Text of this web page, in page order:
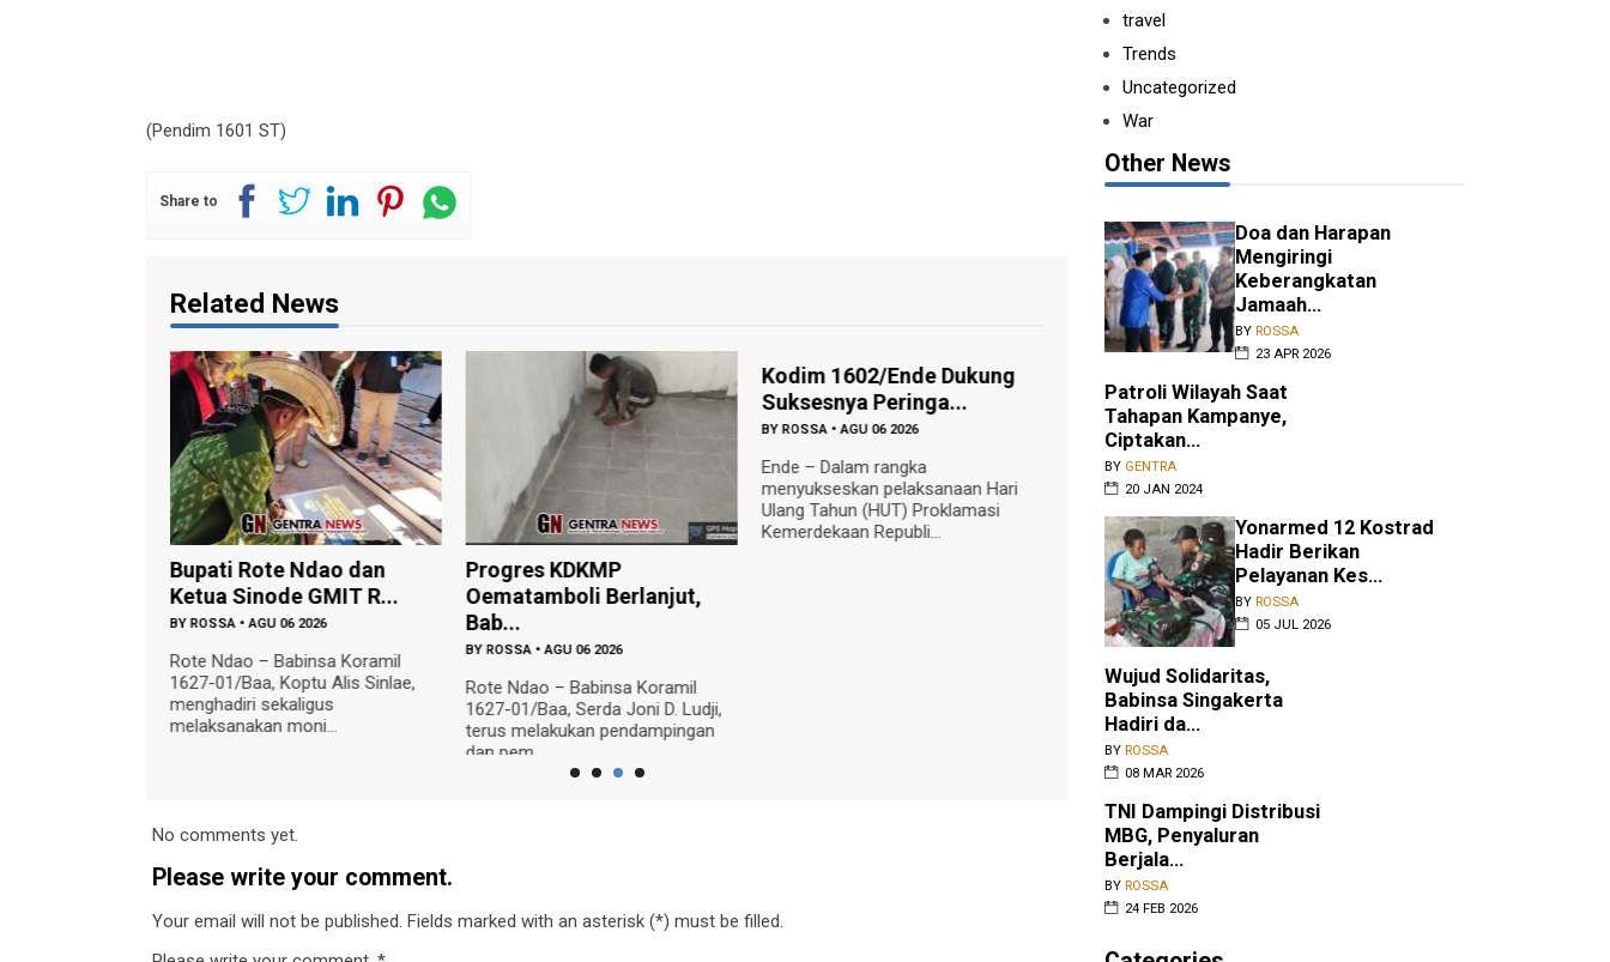
(Pendim 1601 ST)
Share to
Related News
Rote Ndao dan
Sinode GMIT R...
– Babinsa Koramil
01/Baa, Koptu Alis Sinlae,
Progres KDKMP
Oematamboli Berlanjut,
Bab...
Rote Ndao – Babinsa Koramil
1627-01/Baa, Serda Joni D. Ludji,
terus melakukan pendampingan
Kodim 1602/Ende Dukung
Suksesnya Peringa...
BYROSSA • AGU 06 2026
Ende – Dalam rangka
menyukseskan pelaksanaan Hari
Ulang Tahun (HUT) Proklamasi
Kemerdekaan Republi...
No comments yet.
Please write your comment.
Your email will not be published. Fields marked with an asterisk (*) must be filled.
travel
Trends
Uncategorized
War
Other News
Doa dan Harapan
Mengiringi
Keberangkatan
Jamaah...
BY ROSSA
23 APR 2026
Patroli Wilayah Saat
Tahapan Kampanye,
Ciptakan...
BY GENTRA
20 JAN 2024
Yonarmed 12 Kostrad
Hadir Berikan
Pelayanan Kes...
BY ROSSA
05 JUL 2026
Wujud Solidaritas,
Babinsa Singakerta
Hadiri da...
BY ROSSA
08 MAR 2026
TNI Dampingi Distribusi
MBG, Penyaluran
Berjala...
BY ROSSA
24 FEB 2026